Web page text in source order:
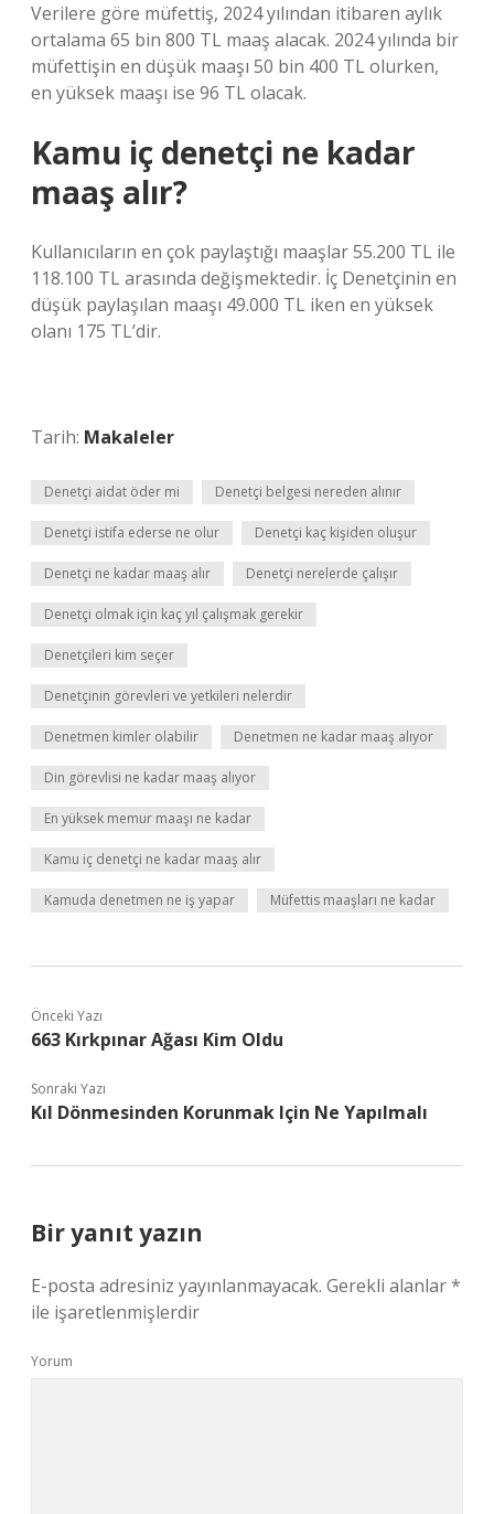
Verilere göre müfettiş, 2024 yılından itibaren aylık
ortalama 65 bin 800 TL maaş alacak. 2024 yılında bir
müfettişin en düşük maaşı 50 bin 400 TL olurken,
en yüksek maaşı ise 96 TL olacak.
Kamu iç denetçi ne kadar
maaş alır?
Kullanıcıların en çok paylaştığı maaşlar 55.200 TL ile
118.100 TL arasında değişmektedir. İç Denetçinin en
düşük paylaşılan maaşı 49.000 TL iken en yüksek
olanı 175 TL’dir.
Tarih: Makaleler
Denetçi aidat öder mi Denetçi belgesi nereden alınır
Denetçi istifa ederse ne olur Denetçi kaç kişiden oluşur
Denetçi ne kadar maaş alır Denetçi nerelerde çalışır
Denetçi olmak için kaç yıl çalışmak gerekir
Denetçileri kim seçer
Denetçinin görevleri ve yetkileri nelerdir
Denetmen kimler olabilir Denetmen ne kadar maaş alıyor
Din görevlisi ne kadar maaş alıyor
En yüksek memur maaşı ne kadar
Kamu iç denetçi ne kadar maaş alır
Kamuda denetmen ne iş yapar Müfettis maaşları ne kadar
Önceki Yazı
663 Kırkpınar Ağası Kim Oldu
Sonraki Yazı
Kıl Dönmesinden Korunmak Için Ne Yapılmalı
Bir yanıt yazın
E-posta adresiniz yayınlanmayacak. Gerekli alanlar*
ile işaretlenmişlerdir
Yorum